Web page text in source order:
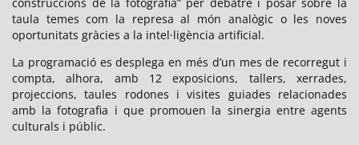
taula temes com la represa al món analògic o les noves
oportunitats gràcies a la intel·ligència artificial.
La programació es desplega en més d’un mes de recorregut i
compta, alhora, amb 12 exposicions, tallers, xerrades,
projeccions, taules rodones i visites guiades relacionades
amb la fotografia i que promouen la sinergia entre agents
culturals i públic.